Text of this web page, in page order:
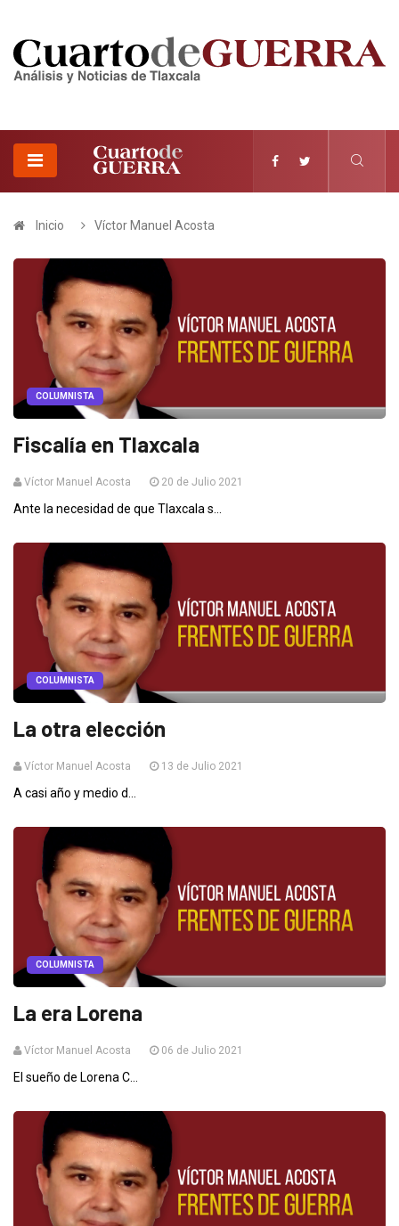
Inicio Víctor Manuel Acosta
COLUMNISTA
Fiscalía en Tlaxcala
Víctor Manuel Acosta 20 de Julio 2021
Ante la necesidad de que Tlaxcala s...
COLUMNISTA
La otra elección
Víctor Manuel Acosta 13 de Julio 2021
A casi año y medio d...
COLUMNISTA
La era Lorena
Víctor Manuel Acosta 06 de Julio 2021
El sueño de Lorena C...